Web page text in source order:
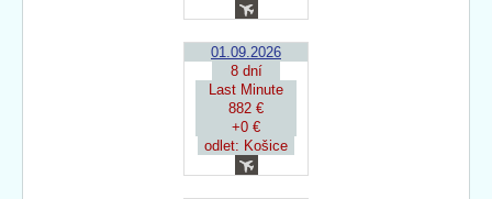
01.09.2026
8 dní
Last Minute
882 €
+0 €
odlet: Košice